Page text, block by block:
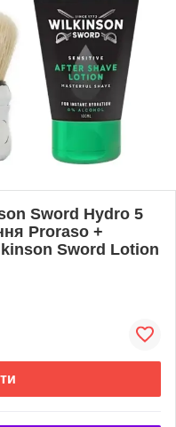
Sword Hydro 5
Proraso +
Sword Lotion